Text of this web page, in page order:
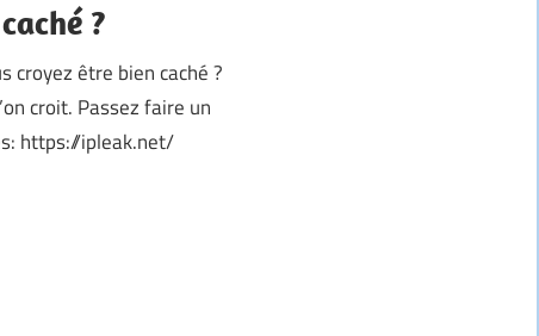
?
croyez être bien caché ?
croit. Passez faire un
https://ipleak.net/